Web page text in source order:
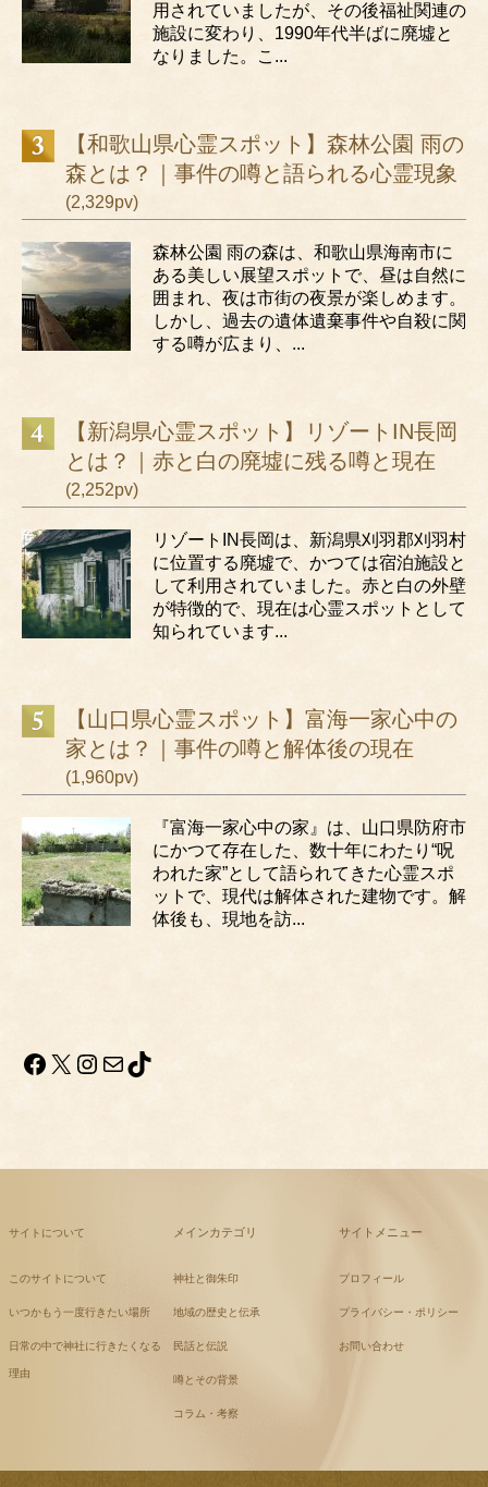
用されていましたが、その後福祉関連の
施設に変わり、1990年代半ばに廃墟と
なりました。こ...
【和歌山県心霊スポット】森林公園 雨の
森とは？｜事件の噂と語られる心霊現象
(2,329pv)
森林公園 雨の森は、和歌山県海南市に
ある美しい展望スポットで、昼は自然に
囲まれ、夜は市街の夜景が楽しめます。
しかし、過去の遺体遺棄事件や自殺に関
する噂が広まり、...
【新潟県心霊スポット】リゾートIN長岡
とは？｜赤と白の廃墟に残る噂と現在
(2,252pv)
リゾートIN長岡は、新潟県刈羽郡刈羽村
に位置する廃墟で、かつては宿泊施設と
して利用されていました。赤と白の外壁
が特徴的で、現在は心霊スポットとして
知られています...
【山口県心霊スポット】富海一家心中の
家とは？｜事件の噂と解体後の現在
(1,960pv)
『富海一家心中の家』は、山口県防府市
にかつて存在した、数十年にわたり“呪
われた家”として語られてきた心霊スポ
ットで、現代は解体された建物です。解
体後も、現地を訪...
Facebook
X Instagram
メールTikTok
サイトについて
このサイトについて
いつかもう一度行きたい場所
日常の中で神社に行きたくなる
理由
メインカテゴリ
神社と御朱印
地域の歴史と伝承
民話と伝説
噂とその背景
コラム・考察
サイトメニュー
プロフィール
プライバシー・ポリシー
お問い合わせ